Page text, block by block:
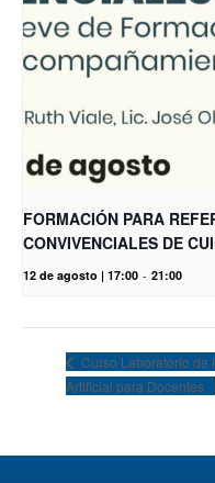
FORMACIÓN PARA
CONVIVENCIALES DE
12 de agosto | 17:00 - 21:00
Curso Laboratorio de
Artificial para Docentes